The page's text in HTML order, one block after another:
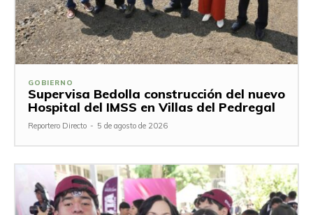
GOBIERNO
Supervisa Bedolla construcción del nuevo
Hospital del IMSS en Villas del Pedregal
Reportero Directo - 5 de agosto de 2026